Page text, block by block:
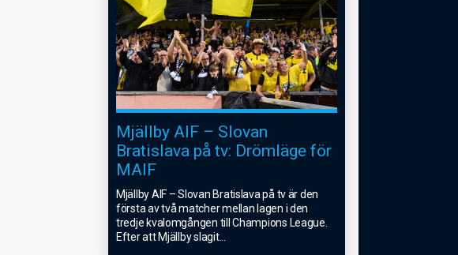
Mjällby AIF – Slovan
Bratislava på tv: Drömläge för
MAIF
Mjällby AIF – Slovan Bratislava på tv är den
första av två matcher mellan lagen i den
tredje kvalomgången till Champions League.
Efter att Mjällby slagit...